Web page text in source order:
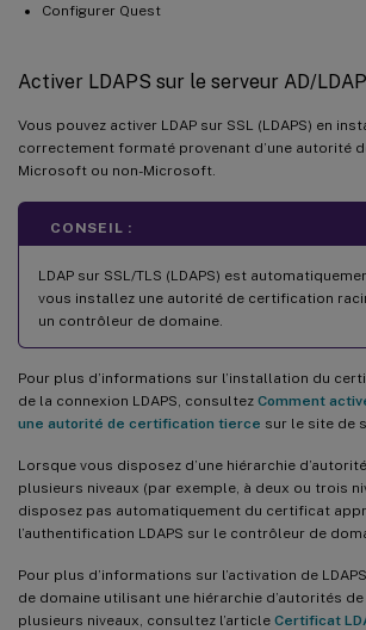
Configurer Quest
Activer LDAPS sur le serveur AD/LDAP
Vous pouvez activer LDAP sur SSL (LDAPS) en
correctement formaté provenant d’une autorité
Microsoft ou non-Microsoft.
CONSEIL :
LDAP sur SSL/TLS (LDAPS) est
vous installez une autorité de certification
un contrôleur de domaine.
Pour plus d’informations sur l’installation du
de la connexion LDAPS, consultez Comment
une autorité de certification tierce sur le site de
Lorsque vous disposez d’une hiérarchie
plusieurs niveaux (par exemple, à deux ou trois
disposez pas automatiquement du certificat
l’authentification LDAPS sur le contrôleur de
Pour plus d’informations sur l’activation de
de domaine utilisant une hiérarchie d’autorités
plusieurs niveaux, consultez l’article Certificat